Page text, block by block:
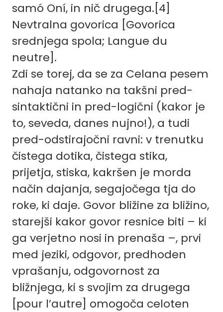
samó Oní, in nič drugega.[4]
Nevtralna govorica [Govorica
srednjega spola; Langue du
neutre].
Zdi se torej, da se za Celana pesem
nahaja natanko na takšni pred-
sintaktični in pred-logični (kakor je
to, seveda, danes nujno!), a tudi
pred-odstirajočni ravni: v trenutku
čistega dotika, čistega stika,
prijetja, stiska, kakršen je morda
način dajanja, segajočega tja do
roke, ki daje. Govor bližine za bližino,
starejši kakor govor resnice biti – ki
ga verjetno nosi in prenaša –, prvi
med jeziki, odgovor, predhoden
vprašanju, odgovornost za
bližnjega, ki s svojim za drugega
[pour l’autre] omogoča celoten